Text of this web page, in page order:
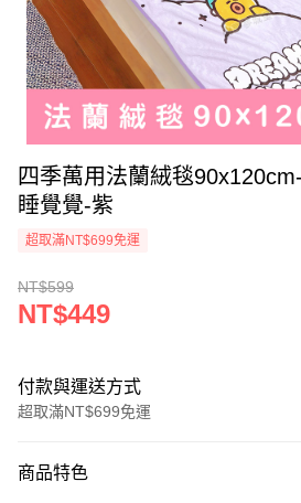
四季萬用法蘭絨毯
睡覺覺-紫
超取滿NT$699免運
NT$599
NT$449
付款與運送方式
超取滿NT$699免運
信用卡一次付款
商品特色